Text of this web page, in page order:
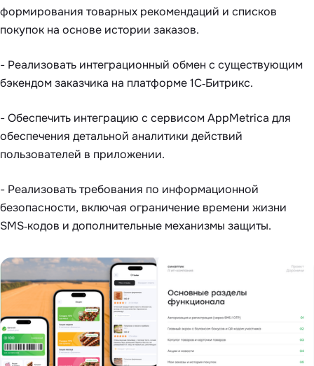
формирования товарных рекомендаций и списков
покупок на основе истории заказов.
- Реализовать интеграционный обмен с существующим
бэкендом заказчика на платформе 1С‑Битрикс.
- Обеспечить интеграцию с сервисом AppMetrica для
обеспечения детальной аналитики действий
пользователей в приложении.
- Реализовать требования по информационной
безопасности, включая ограничение времени жизни
SMS‑кодов и дополнительные механизмы защиты.